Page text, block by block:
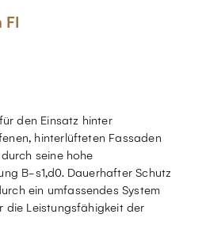
FI
den Einsatz hinter
hinterlüfteten Fassaden
seine hohe
B-s1,d0. Dauerhafter Schutz
ein umfassendes System
die Leistungsfähigkeit der